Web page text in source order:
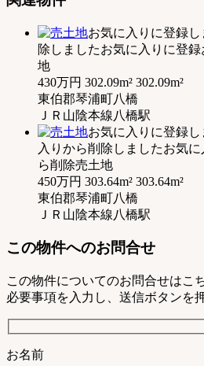
お気に入りに登録し
除しましたお気に入りに登録
地
430万円 302.09m² 302.09m²
東伯郡琴浦町八橋
ＪＲ山陰本線八橋駅
お気に入りに登録し
入りから削除しましたお気
ら削除売土地
450万円 303.64m² 303.64m²
東伯郡琴浦町八橋
ＪＲ山陰本線八橋駅
この物件へのお問合せ
この物件についてのお問合せはこ
必要事項を入力し、送信ボタンを
お名前